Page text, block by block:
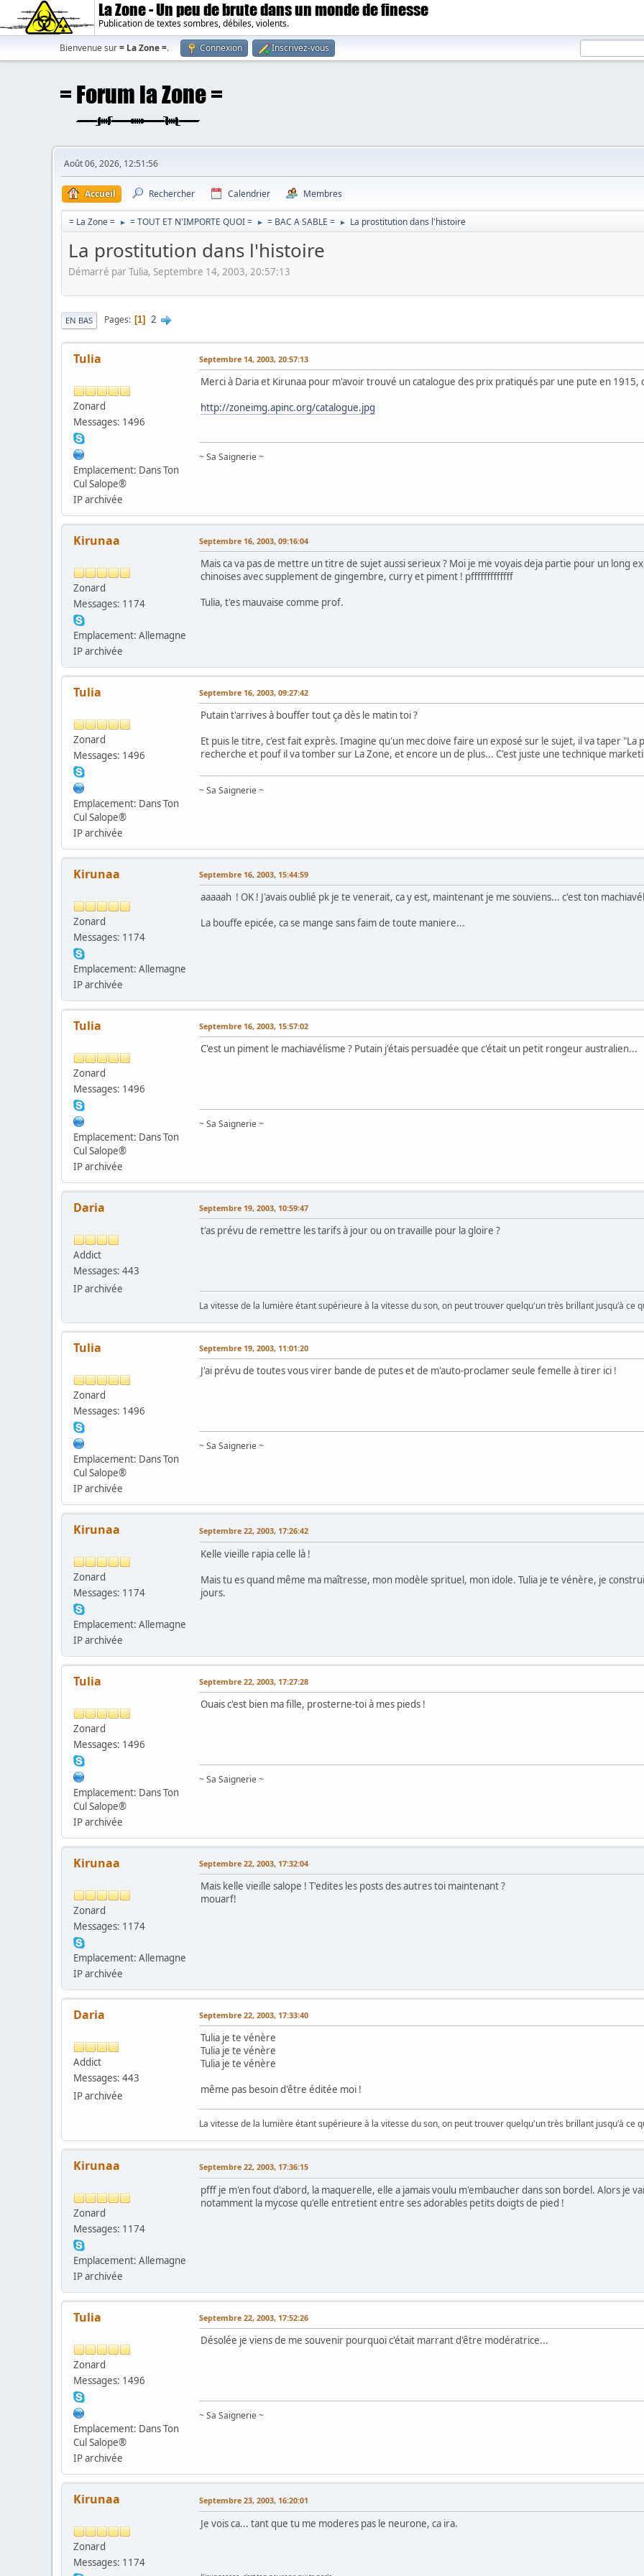
La Zone - Un peu de brute dans un monde de finesse
Publication de textes sombres, débiles, violents.
Bienvenue sur= La Zone =. Connexion Inscrivez-vous
Août 06, 2026, 12:51:56
Accueil Rechercher Calendrier Membres
= La Zone = ► = TOUT ET N'IMPORTE QUOI = ► = BAC A SABLE = ► La prostitution dans l'histoire
La prostitution dans l'histoire
Démarré par Tulia, Septembre 14, 2003, 20:57:13
EN BAS Pages 1 2
Tulia
Zonard
Messages: 1496
Emplacement: Dans Ton
Cul Salope®
IP archivée
Septembre 14, 2003, 20:57:13
Merci à Daria et Kirunaa pour m'avoir trouvé un catalogue des prix pratiqués par une pute en 1915,
http://zoneimg.apinc.org/catalogue.jpg
~ Sa Saignerie ~
Kirunaa
Zonard
Messages: 1174
Emplacement: Allemagne
IP archivée
Septembre 16, 2003, 09:16:04
Mais ca va pas de mettre un titre de sujet aussi serieux ? Moi je me voyais deja partie pour un long
chinoises avec supplement de gingembre, curry et piment ! pfffffffffffff
Tulia, t'es mauvaise comme prof.
Tulia
Zonard
Messages: 1496
Emplacement: Dans Ton
Cul Salope®
IP archivée
Septembre 16, 2003, 09:27:42
Putain t'arrives à bouffer tout ça dès le matin toi ?
Et puis le titre, c'est fait exprès. Imagine qu'un mec doive faire un exposé sur le sujet, il va taper
recherche et pouf il va tomber sur La Zone, et encore un de plus... C'est juste une technique
~ Sa Saignerie ~
Kirunaa
Zonard
Messages: 1174
Emplacement: Allemagne
IP archivée
Septembre 16, 2003, 15:44:59
aaaaah ! OK ! J'avais oublié pk je te venerait, ca y est, maintenant je me souviens... c'est ton
La bouffe epicée, ca se mange sans faim de toute maniere...
Tulia
Zonard
Messages: 1496
Emplacement: Dans Ton
Cul Salope®
IP archivée
Septembre 16, 2003, 15:57:02
C'est un piment le machiavélisme ? Putain j'étais persuadée que c'était un petit rongeur australien...
~ Sa Saignerie ~
Daria
Addict
Messages: 443
IP archivée
Septembre 19, 2003, 10:59:47
t'as prévu de remettre les tarifs à jour ou on travaille pour la gloire ?
La vitesse de la lumière étant supérieure à la vitesse du son, on peut trouver quelqu'un très brillant jusqu'à ce
Tulia
Zonard
Messages: 1496
Emplacement: Dans Ton
Cul Salope®
IP archivée
Septembre 19, 2003, 11:01:20
J'ai prévu de toutes vous virer bande de putes et de m'auto-proclamer seule femelle à tirer ici !
~ Sa Saignerie ~
Kirunaa
Zonard
Messages: 1174
Emplacement: Allemagne
IP archivée
Septembre 22, 2003, 17:26:42
Kelle vieille rapia celle là !
Mais tu es quand même ma maîtresse, mon modèle sprituel, mon idole. Tulia je te vénère, je
jours.
Tulia
Zonard
Messages: 1496
Emplacement: Dans Ton
Cul Salope®
IP archivée
Septembre 22, 2003, 17:27:28
Ouais c'est bien ma fille, prosterne-toi à mes pieds !
~ Sa Saignerie ~
Kirunaa
Zonard
Messages: 1174
Emplacement: Allemagne
IP archivée
Septembre 22, 2003, 17:32:04
Mais kelle vieille salope ! T'edites les posts des autres toi maintenant ?
mouarf!
Daria
Addict
Messages: 443
IP archivée
Septembre 22, 2003, 17:33:40
Tulia je te vénère
Tulia je te vénère
Tulia je te vénère
même pas besoin d'être éditée moi !
La vitesse de la lumière étant supérieure à la vitesse du son, on peut trouver quelqu'un très brillant jusqu'à ce
Kirunaa
Zonard
Messages: 1174
Emplacement: Allemagne
IP archivée
Septembre 22, 2003, 17:36:15
pfff je m'en fout d'abord, la maquerelle, elle a jamais voulu m'embaucher dans son bordel. Alors je
notamment la mycose qu'elle entretient entre ses adorables petits doigts de pied !
Tulia
Zonard
Messages: 1496
Emplacement: Dans Ton
Cul Salope®
IP archivée
Septembre 22, 2003, 17:52:26
Désolée je viens de me souvenir pourquoi c'était marrant d'être modératrice...
~ Sa Saignerie ~
Kirunaa
Zonard
Messages: 1174
Septembre 23, 2003, 16:20:01
Je vois ca... tant que tu me moderes pas le neurone, ca ira.